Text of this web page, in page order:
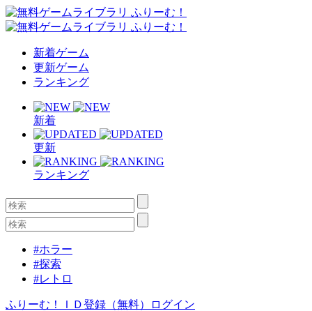
新着ゲーム
更新ゲーム
ランキング
新着
更新
ランキング
#ホラー
#探索
#レトロ
ふりーむ！ＩＤ登録（無料） ログイン